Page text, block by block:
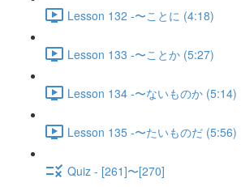
Lesson 132 -〜ことに (4:18)
Lesson 133 -〜ことか (5:27)
Lesson 134 -〜ないものか (5:14)
Lesson 135 -〜たいものだ (5:56)
Quiz - [261]〜[270]